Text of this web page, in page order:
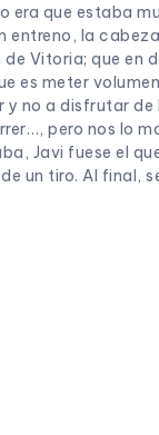
era que estaba
entreno, la
de Vitoria; que en
es meter
y no a disfrutar
pero nos lo
Javi fuese el
un tiro. Al final,